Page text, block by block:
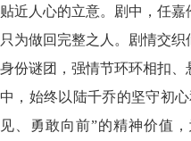
贴近人心的立意。剧中，任嘉
只为做回完整之人。剧情交
身份谜团，强情节环环相扣
中，始终以陆千乔的坚守初
见、勇敢向前”的精神价值